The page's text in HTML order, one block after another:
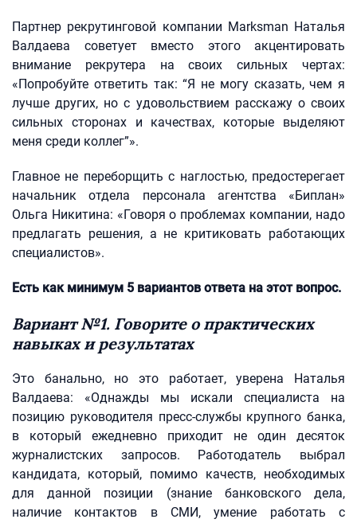
Партнер рекрутинговой компании Marksman Наталья
Валдаева советует вместо этого акцентировать
внимание рекрутера на своих сильных чертах:
«Попробуйте ответить так: “Я не могу сказать, чем я
лучше других, но с удовольствием расскажу о своих
сильных сторонах и качествах, которые выделяют
меня среди коллег”».
Главное не переборщить с наглостью, предостерегает
начальник отдела персонала агентства «Биплан»
Ольга Никитина: «Говоря о проблемах компании, надо
предлагать решения, а не критиковать работающих
специалистов».
Есть как минимум 5 вариантов ответа на этот вопрос.
Вариант №1. Говорите о практических
навыках и результатах
Это банально, но это работает, уверена Наталья
Валдаева: «Однажды мы искали специалиста на
позицию руководителя пресс-службы крупного банка,
в который ежедневно приходит не один десяток
журналистских запросов. Работодатель выбрал
кандидата, который, помимо качеств, необходимых
для данной позиции (знание банковского дела,
наличие контактов в СМИ, умение работать с